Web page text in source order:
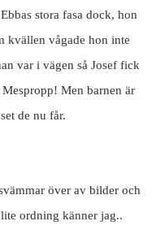
stora fasa dock, hon
kvällen vågade hon inte
var i vägen så Josef fick
Men barnen är
de nu får.
över av bilder och
ordning känner jag..